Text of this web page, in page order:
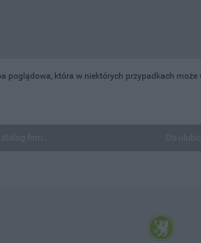
poglądowa, która w niektórych przypadkach może